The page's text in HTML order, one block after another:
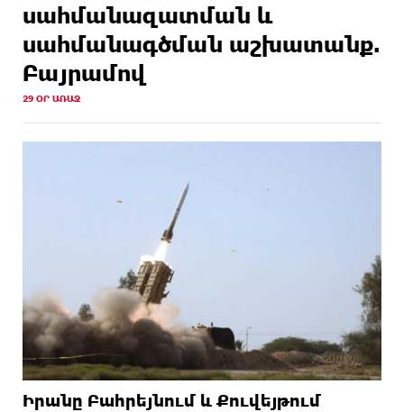
սահմանազատման և
սահմանագծման աշխատանք.
Բայրամով
29 ՕՐ ԱՌԱՋ
Իրանը Բահրեյնում և Քուվեյթում